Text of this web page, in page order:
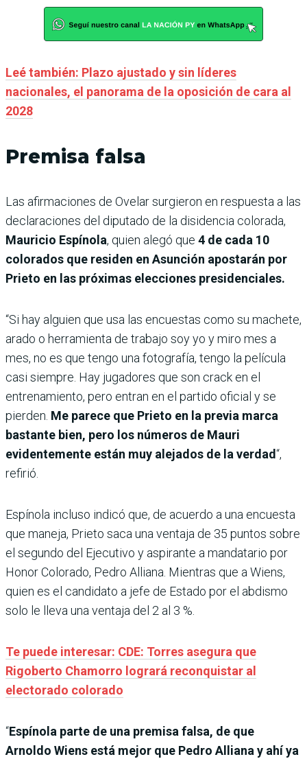
Leé también: Plazo ajustado y sin líderes
nacionales, el panorama de la oposición de cara al
2028
Premisa falsa
Las afirmaciones de Ovelar surgieron en respuesta a las
declaraciones del diputado de la disidencia colorada,
Mauricio Espínola, quien alegó que 4 de cada 10
colorados que residen en Asunción apostarán por
Prieto en las próximas elecciones presidenciales.
“Si hay alguien que usa las encuestas como su machete,
arado o herramienta de trabajo soy yo y miro mes a
mes, no es que tengo una fotografía, tengo la película
casi siempre. Hay jugadores que son crack en el
entrenamiento, pero entran en el partido oficial y se
pierden. Me parece que Prieto en la previa marca
bastante bien, pero los números de Mauri
evidentemente están muy alejados de la verdad“,
refirió.
Espínola incluso indicó que, de acuerdo a una encuesta
que maneja, Prieto saca una ventaja de 35 puntos sobre
el segundo del Ejecutivo y aspirante a mandatario por
Honor Colorado, Pedro Alliana. Mientras que a Wiens,
quien es el candidato a jefe de Estado por el abdismo
solo le lleva una ventaja del 2 al 3 %.
Te puede interesar: CDE: Torres asegura que
Rigoberto Chamorro logrará reconquistar al
electorado colorado
“Espínola parte de una premisa falsa, de que
Arnoldo Wiens está mejor que Pedro Alliana y ahí ya